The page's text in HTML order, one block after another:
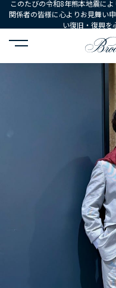
このたびの令和8年熊本地震に
関係者の皆様に心よりお見舞い
い復旧・復興を
HOME コーディネート